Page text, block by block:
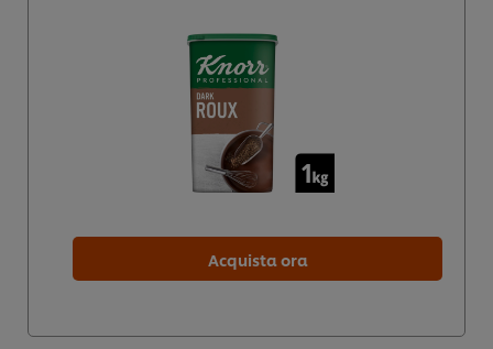
Acquista ora